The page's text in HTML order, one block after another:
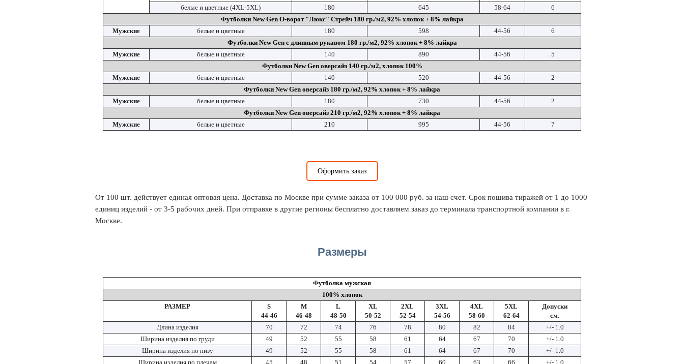
белые и цветные (4XL-5XL)
180 645 58-64
6
Футболки New Gen О-ворот "Люкс" Стрейч 180 гр./м2, 92% хлопок + 8% лайкра
Мужские
белые и цветные 180 598 44-56
6
Футболки New Gen с длинным рукавом 180 гр./м2, 92% хлопок + 8% лайкра
Мужские
белые и цветные 140 890 44-56
5
Футболки New Gen оверсайз 140 гр./м2, хлопок 100%
Мужские
белые и цветные 140 520 44-56
2
Футболки New Gen оверсайз 180 гр./м2, 92% хлопок + 8% лайкра
Мужские
белые и цветные 180 730 44-56
2
Футболки New Gen оверсайз 210 гр./м2, 92% хлопок + 8% лайкра
Мужские
белые и цветные 210 995 44-56 7
Оформить заказ
От 100 шт. действует единая оптовая цена. Доставка по Москве при сумме заказа от 100 000 руб. за наш счет. Срок пошива тиражей от 1 до 1000
единиц изделий - от 3-5 рабочих дней. При отправке в другие регионы бесплатно доставляем заказ до терминала транспортной компании в г.
Москве.
Размеры
Футболка мужская
100% хлопок
РАЗМЕР
S
44-46
M
46-48
L
48-50
XL
50-52
2XL
52-54
3XL
54-56
4XL
58-60
5XL
62-64
Допуски
см.
Длина изделия
70 72 74 76 78 80 82 84
+/- 1.0
Ширина изделия по груди
49 52 55 58 61 64 67 70
+/- 1.0
Ширина изделия по низу
49 52 55 58 61 64 67 70
+/- 1.0
Ширина изделия по плечам
45 48 51 54 57 60 63 66
+/- 1.0